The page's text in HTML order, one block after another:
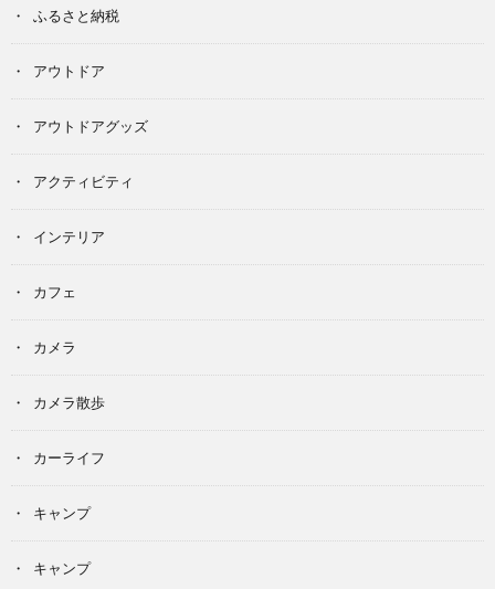
ふるさと納税
アウトドア
アウトドアグッズ
アクティビティ
インテリア
カフェ
カメラ
カメラ散歩
カーライフ
キャンプ
キャンプ